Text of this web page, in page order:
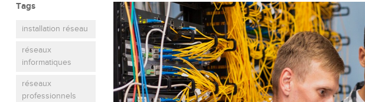
Tags
installation réseau
réseaux
informatiques
réseaux
professionnels